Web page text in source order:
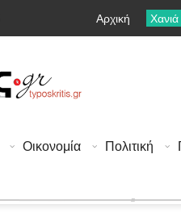
Αρχική Χανιά
Οικονομία Πολιτική